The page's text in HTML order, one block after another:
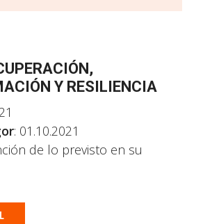
Y RESILIENCIA
: 01.10.2021
de lo previsto en su